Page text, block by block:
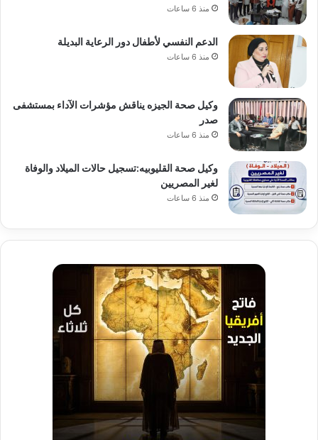
منذ 6 ساعات
الدعم النفسي لأطفال دور الرعاية البديلة
منذ 6 ساعات
وكيل صحة الجيزه يناقش مؤشرات الآداء بمستشفى
صدر
منذ 6 ساعات
وكيل صحة القليوبيه:تسجيل حالات الميلاد والوفاة
لغير المصريين
منذ 6 ساعات